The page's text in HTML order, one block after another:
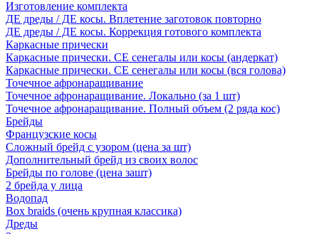
Изготовление комплекта
ДЕ дреды / ДЕ косы. Вплетение заготовок повторно
ДЕ дреды / ДЕ косы. Коррекция готового комплекта
Каркасные прически
Каркасные прически. СЕ сенегалы или косы (андеркат)
Каркасные прически. СЕ сенегалы или косы (вся голова)
Точечное афронаращивание
Точечное афронаращивание. Локально (за 1 шт)
Точечное афронаращивание. Полный объем (2 ряда кос)
Брейды
Французские косы
Сложный брейд с узором (цена за шт)
Дополнительный брейд из своих волос
Брейды по голове (цена зашт)
2 брейда у лица
Водопад
Box braids (очень крупная классика)
Дреды